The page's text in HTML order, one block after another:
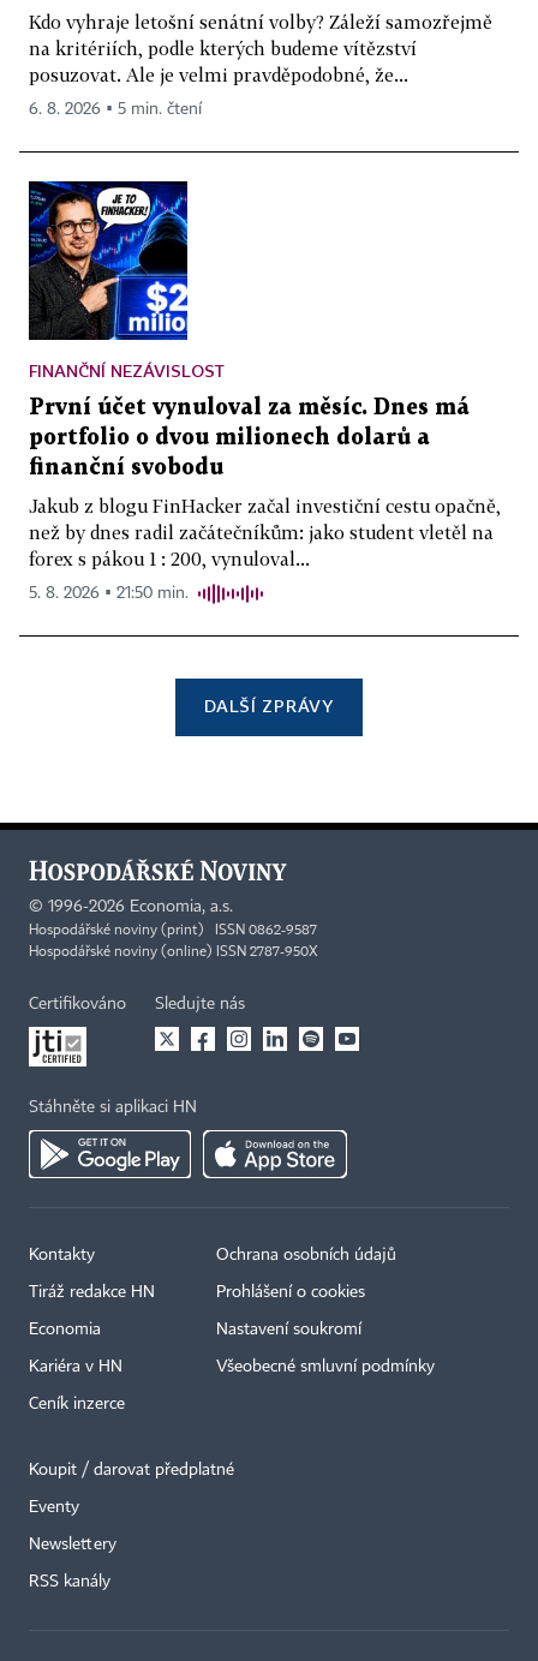
Kdo vyhraje letošní senátní volby? Záleží samozřejmě
na kritériích, podle kterých budeme vítězství
posuzovat. Ale je velmi pravděpodobné, že...
6. 8. 2026 ▪ 5 min. čtení
FINANČNÍ NEZÁVISLOST
První účet vynuloval za měsíc. Dnes má
portfolio o dvou milionech dolarů a
finanční svobodu
Jakub z blogu FinHacker začal investiční cestu opačně,
než by dnes radil začátečníkům: jako student vletěl na
forex s pákou 1 : 200, vynuloval...
5. 8. 2026 ▪ 21:50 min.
DALŠÍ ZPRÁVY
© 1996-2026 Economia, a.s.
Hospodářské noviny (print) ISSN 0862-9587
Hospodářské noviny (online) ISSN 2787-950X
Certifikováno Sledujte nás
Stáhněte si aplikaci HN
Kontakty
Tiráž redakce HN
Economia
Kariéra v HN
Ceník inzerce
Ochrana osobních údajů
Prohlášení o cookies
Nastavení soukromí
Všeobecné smluvní podmínky
Koupit / darovat předplatné
Eventy
Newslettery
RSS kanály